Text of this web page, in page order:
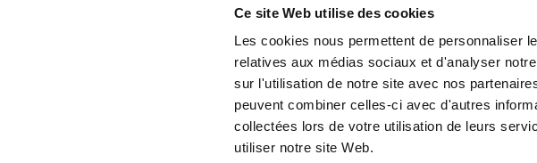
Ce site Web utilise des cookies
Les cookies nous permettent de personnaliser
relatives aux médias sociaux et d'analyser
sur l'utilisation de notre site avec nos
peuvent combiner celles-ci avec d'autres
collectées lors de votre utilisation de leurs
utiliser notre site Web.